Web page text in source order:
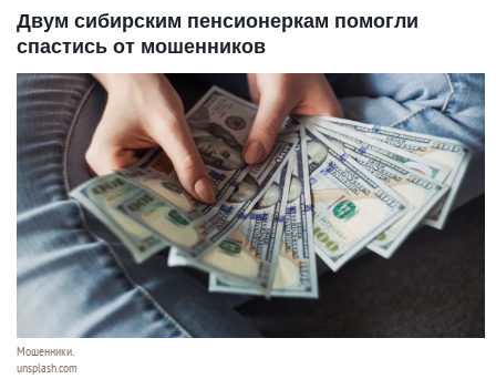
Двум сибирским пенсионеркам помогли
спастись от мошенников
Мошенники.
unsplash.com